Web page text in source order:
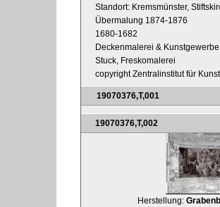
Standort: Kremsmünster,
Übermalung 1874-1876
1680-1682
Deckenmalerei & Kunstgewerbe
Stuck, Freskomalerei
copyright Zentralinstitut für
19070376,T,001
19070376,T,002
Herstellung: